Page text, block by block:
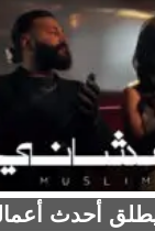
أحدث